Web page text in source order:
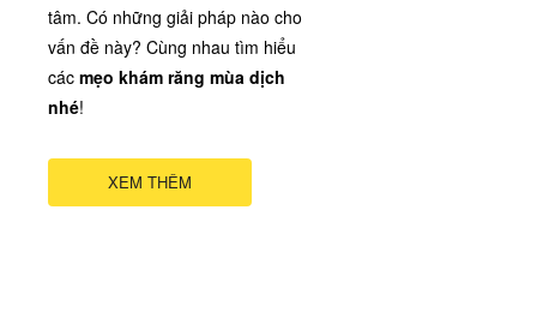
tâm. Có những giải pháp nào cho
vấn đề này? Cùng nhau tìm hiểu
các mẹo khám răng mùa dịch
nhé!
XEM THÊM